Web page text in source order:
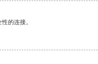
的连接。